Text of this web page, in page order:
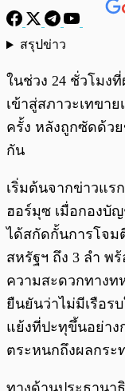
สรุปข่าว
ในช่วง 24 ชั่วโมง
เข้าสู่สภาวะเทขาย
ครั้ง หลังถูกซัดด้ว
กัน
เริ่มต้นจากข่าวแ
ฮอร์มุซ เมื่อกองบั
ได้สกัดกั้นการโจม
สหรัฐฯ ถึง 3 ลำ พ
ความสะดวกทางท
ยืนยันว่าไม่มีเรือร
แย้งที่ปะทุขึ้นอย่า
ตระหนกถึงผลกระ